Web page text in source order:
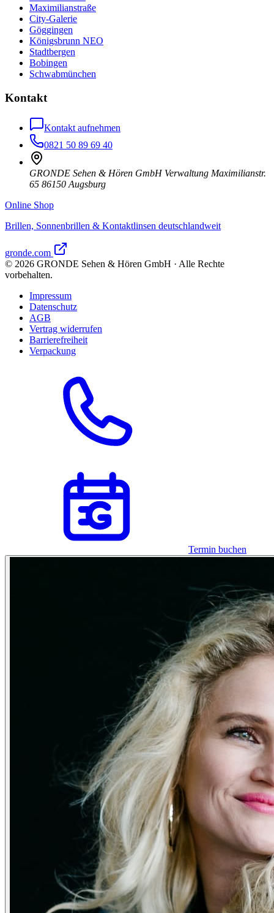
Maximilianstraße
City-Galerie
Göggingen
Königsbrunn NEO
Stadtbergen
Bobingen
Schwabmünchen
Kontakt
Kontakt aufnehmen
0821 50 89 69 40
GRONDE Sehen & Hören GmbH Verwaltung Maximilianstr.
65 86150 Augsburg
Online Shop
Brillen, Sonnenbrillen & Kontaktlinsen deutschlandweit
gronde.com
© 2026 GRONDE Sehen & Hören GmbH · Alle Rechte
vorbehalten.
Impressum
Datenschutz
AGB
Vertrag widerrufen
Barrierefreiheit
Verpackung
Termin buchen